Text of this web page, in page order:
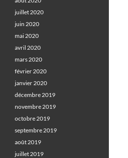
juillet 2020
juin 2020
mai 2020
avril 2020
mars 2020
février 2020
janvier 2020
décembre 2019
novembre 2019
octobre 2019
septembre 2019
août 2019
juillet 2019